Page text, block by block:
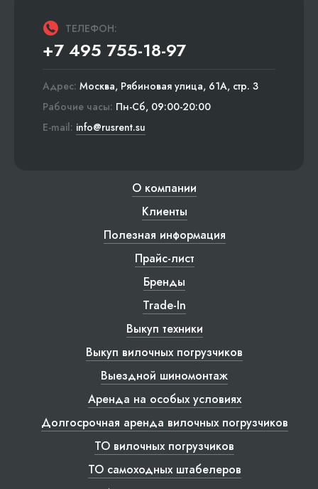
ТЕЛЕФОН:
+7 495 755-18-97
Адрес: Москва, Рябиновая улица, 61А, стр. 3
Рабочие часы: Пн-Сб, 09:00-20:00
E-mail: info@rusrent.su
О компании
Клиенты
Полезная информация
Прайс-лист
Бренды
Trade-In
Выкуп техники
Выкуп вилочных погрузчиков
Выездной шиномонтаж
Аренда на особых условиях
Долгосрочная аренда вилочных погрузчиков
ТО вилочных погрузчиков
ТО самоходных штабелеров